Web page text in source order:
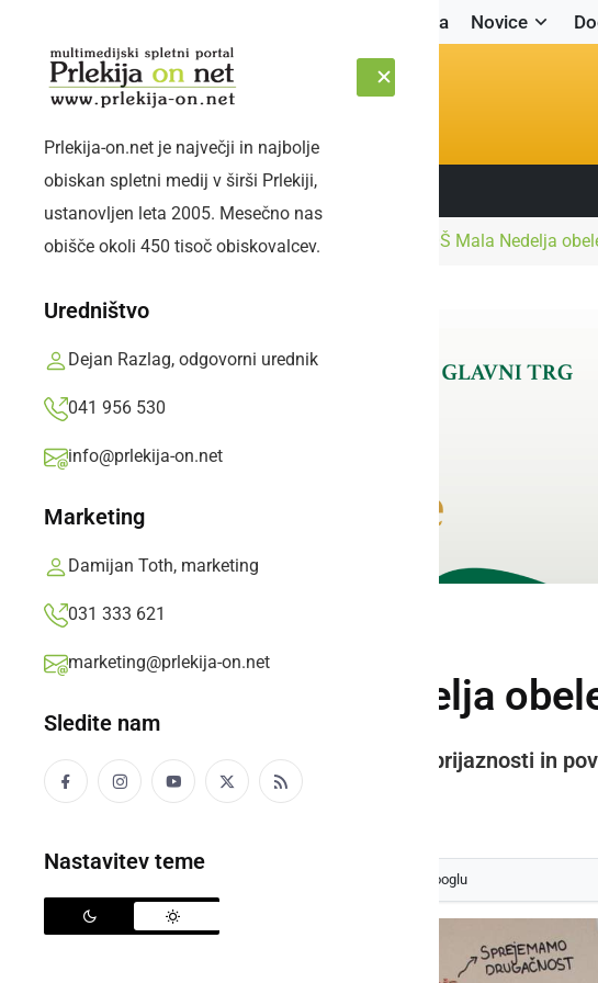
Naslovnica Novice
ČETRTEK, 6. AVGUST 2026 Sledite nam:
Prlekija-on.net je največji in najbolje
obiskan spletni medij v širši Prlekiji,
ustanovljen leta 2005. Mesečno nas
obišče okoli 450 tisoč obiskovalcev.
Uredništvo
Dejan Razlag, odgovorni urednik
041 956 530
info@prlekija-on.net
Marketing
Damijan Toth, marketing
031 333 621
marketing@prlekija-on.net
Sledite nam
Nastavitev teme
Naslovnica Kultura in izobraževanje Na OŠ Mala Nedelja
Na OŠ Mala Nedelja
Ustvarjalni dan za spodbujanje prijaznosti in
Prlekija-on.net,torek, 8. april 2025 ob 09:16
kot svoj prednostni vir na Googlu